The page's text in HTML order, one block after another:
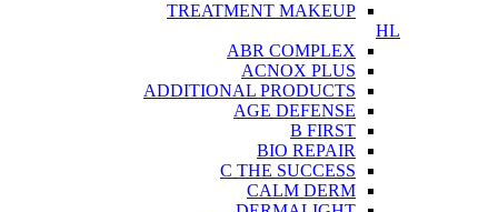
TREATMENT MAKEUP
HL
ABR COMPLEX
ACNOX PLUS
ADDITIONAL PRODUCTS
AGE DEFENSE
B FIRST
BIO REPAIR
C THE SUCCESS
CALM DERM